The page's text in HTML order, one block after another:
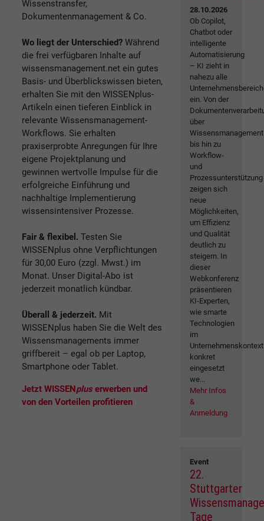
Wissenstransfer,
Dokumentenmanagement & Co.
Wo liegt der Unterschied? Während
die frei verfügbaren Inhalte auf
wissensmanagement.net ein gutes
Basis- und Überblickswissen bieten,
erhalten Sie mit den WISSENplus-
Artikeln einen tieferen Einblick in
relevante Wissensmanagement-
Workflows. Sie erhalten
praxiserprobte Anregungen für Ihre
eigene Projektplanung und
gewinnen wertvolle Impulse für die
erfolgreiche Einführung und
nachhaltige Implementierung
wissensintensiver Prozesse.
Fair & flexibel. Testen Sie
WISSENplus ohne Verpflichtungen
für 30,00 Euro (zzgl. Mwst.) im
Monat. Unser Digital-Abo ist
jederzeit monatlich kündbar.
Überall & jederzeit. Mit
WISSENplus haben Sie die Welt des
Wissensmanagements immer
griffbereit – egal ob per Laptop,
Smartphone oder Tablet.
Jetzt WISSENplus erwerben und
von den Vorteilen profitieren
28.10.2026
Ob Copilot,
Chatbot oder
intelligente
Automatisierung
– KI zieht in
nahezu alle
ein. Von der
über
Wissensmanagement
bis hin zu
Workflow-
und
Prozessunterstützung
zeigen sich
neue
Möglichkeiten,
um Effizienz
und Qualität
deutlich zu
steigern. In
dieser
Webkonferenz
präsentieren
KI-Experten,
wie smarte
Technologien
im
Unternehmenskontext
konkret
eingesetzt
we...
Mehr Infos
&
Anmeldung
Event
22.
Stuttgarter
Tage